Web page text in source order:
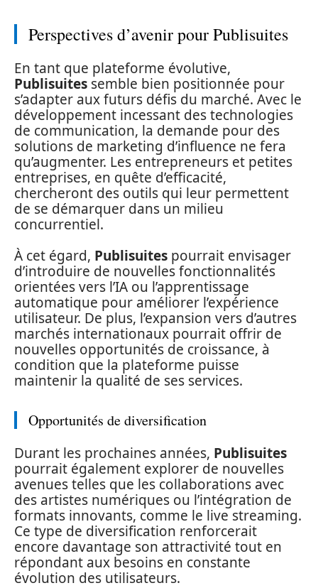
Perspectives d’avenir pour Publisuites
En tant que plateforme évolutive,
Publisuites semble bien positionnée pour
s’adapter aux futurs défis du marché. Avec le
développement incessant des technologies
de communication, la demande pour des
solutions de marketing d’influence ne fera
qu’augmenter. Les entrepreneurs et petites
entreprises, en quête d’efficacité,
chercheront des outils qui leur permettent
de se démarquer dans un milieu
concurrentiel.
À cet égard, Publisuites pourrait envisager
d’introduire de nouvelles fonctionnalités
orientées vers l’IA ou l’apprentissage
automatique pour améliorer l’expérience
utilisateur. De plus, l’expansion vers d’autres
marchés internationaux pourrait offrir de
nouvelles opportunités de croissance, à
condition que la plateforme puisse
maintenir la qualité de ses services.
Opportunités de diversification
Durant les prochaines années, Publisuites
pourrait également explorer de nouvelles
avenues telles que les collaborations avec
des artistes numériques ou l’intégration de
formats innovants, comme le live streaming.
Ce type de diversification renforcerait
encore davantage son attractivité tout en
répondant aux besoins en constante
évolution des utilisateurs.